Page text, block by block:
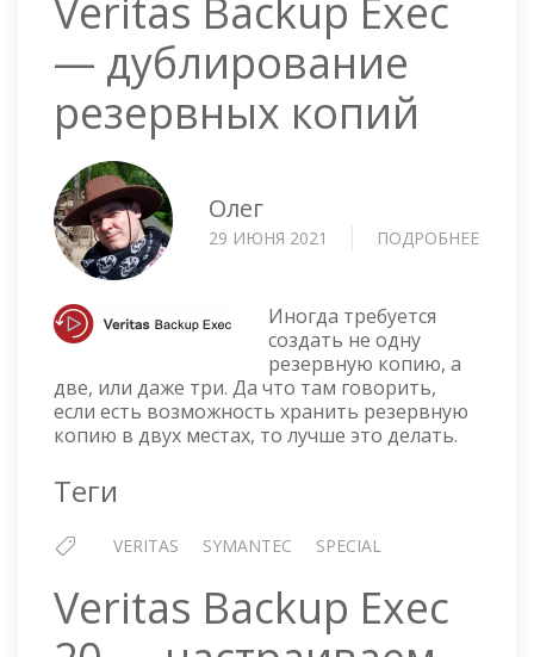
Veritas Backup Exec
— дублирование
резервных копий
Олег
29 ИЮНЯ 2021 ПОДРОБНЕЕ
Иногда требуется
создать не одну
резервную копию, а
две, или даже три. Да что там говорить,
если есть возможность хранить резервную
копию в двух местах, то лучше это делать.
Теги
VERITAS SYMANTEC SPECIAL
Veritas Backup Exec